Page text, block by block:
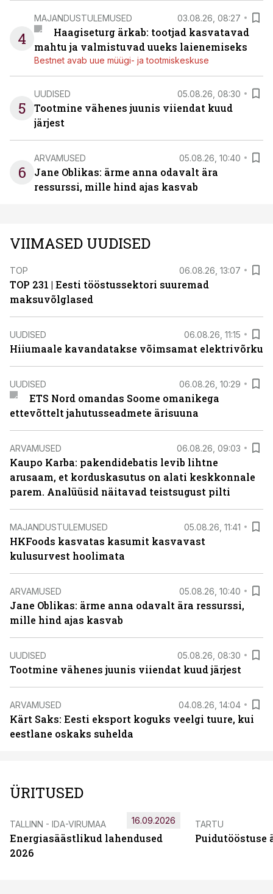
4
MAJANDUSTULEMUSED 03.08.26, 08:27
Haagiseturg ärkab: tootjad kasvatavad
mahtu ja valmistuvad uueks laienemiseks
Bestnet avab uue müügi- ja tootmiskeskuse
5
UUDISED 05.08.26, 08:30
Tootmine vähenes juunis viiendat kuud
järjest
6
ARVAMUSED 05.08.26, 10:40
Jane Oblikas: ärme anna odavalt ära
ressurssi, mille hind ajas kasvab
VIIMASED UUDISED
TOP 06.08.26, 13:07
TOP 231 | Eesti tööstussektori suuremad
maksuvõlglased
UUDISED 06.08.26, 11:15
Hiiumaale kavandatakse võimsamat elektrivõrku
UUDISED 06.08.26, 10:29
ETS Nord omandas Soome omanikega
ettevõttelt jahutusseadmete ärisuuna
ARVAMUSED 06.08.26, 09:03
Kaupo Karba: pakendidebatis levib lihtne
arusaam, et korduskasutus on alati keskkonnale
parem. Analüüsid näitavad teistsugust pilti
MAJANDUSTULEMUSED 05.08.26, 11:41
HKFoods kasvatas kasumit kasvavast
kulusurvest hoolimata
ARVAMUSED 05.08.26, 10:40
Jane Oblikas: ärme anna odavalt ära ressurssi,
mille hind ajas kasvab
UUDISED 05.08.26, 08:30
Tootmine vähenes juunis viiendat kuud järjest
ARVAMUSED 04.08.26, 14:04
Kärt Saks: Eesti eksport koguks veelgi tuure, kui
eestlane oskaks suhelda
ÜRITUSED
TALLINN - IDA-VIRUMAA
Energiasäästlikud lahendused
2026
16.09.2026 TARTU
Puidutööstuse